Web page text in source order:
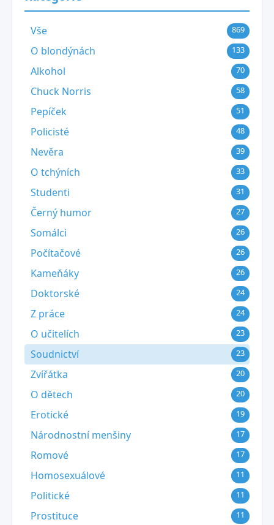
Vše 869
O blondýnách 133
Alkohol 70
Chuck Norris 58
Pepíček 51
Policisté 48
Nevěra 39
O tchýních 33
Studenti 31
Černý humor 27
Somálci 26
Počítačové 26
Kameňáky 26
Doktorské 24
Z práce 24
O učitelích 23
Soudnictví 23
Zvířátka 20
O dětech 20
Erotické 19
Národnostní menšiny 17
Romové 17
Homosexuálové 11
Politické 11
Prostituce 11